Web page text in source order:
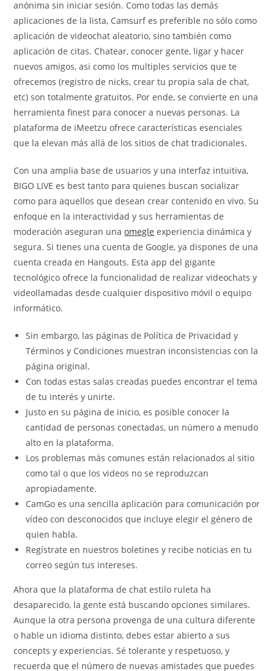
anónima sin iniciar sesión. Como todas las demás
aplicaciones de la lista, Camsurf es preferible no sólo como
aplicación de videochat aleatorio, sino también como
aplicación de citas. Chatear, conocer gente, ligar y hacer
nuevos amigos, asi como los multiples servicios que te
ofrecemos (registro de nicks, crear tu propia sala de chat,
etc) son totalmente gratuitos. Por ende, se convierte en una
herramienta finest para conocer a nuevas personas. La
plataforma de iMeetzu ofrece características esenciales
que la elevan más allá de los sitios de chat tradicionales.
Con una amplia base de usuarios y una interfaz intuitiva,
BIGO LIVE es best tanto para quienes buscan socializar
como para aquellos que desean crear contenido en vivo. Su
enfoque en la interactividad y sus herramientas de
moderación aseguran unaomegle experiencia dinámica y
segura. Si tienes una cuenta de Google, ya dispones de una
cuenta creada en Hangouts. Esta app del gigante
tecnológico ofrece la funcionalidad de realizar videochats y
videollamadas desde cualquier dispositivo móvil o equipo
informático.
Sin embargo, las páginas de Política de Privacidad y
Términos y Condiciones muestran inconsistencias con la
página original.
Con todas estas salas creadas puedes encontrar el tema
de tu interés y unirte.
Justo en su página de inicio, es posible conocer la
cantidad de personas conectadas, un número a menudo
alto en la plataforma.
Los problemas más comunes están relacionados al sitio
como tal o que los videos no se reproduzcan
apropiadamente.
CamGo es una sencilla aplicación para comunicación por
vídeo con desconocidos que incluye elegir el género de
quien habla.
Regístrate en nuestros boletines y recibe noticias en tu
correo según tus intereses.
Ahora que la plataforma de chat estilo ruleta ha
desaparecido, la gente está buscando opciones similares.
Aunque la otra persona provenga de una cultura diferente
o hable un idioma distinto, debes estar abierto a sus
concepts y experiencias. Sé tolerante y respetuoso, y
recuerda que el número de nuevas amistades que puedes